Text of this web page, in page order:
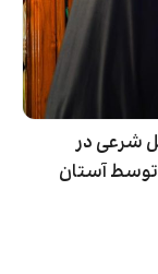
شرعی در
توسط آستان